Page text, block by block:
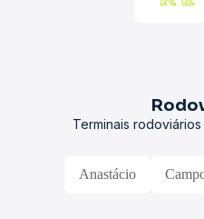
Terminais
Anastácio